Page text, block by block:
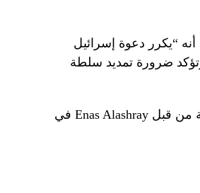
“يكرر دعوة إسرائيل
ضرورة تمديد سلطة
(شاركت في تقارير ميشيل نيكولز في نيويورك ، تقارير إضافية من قبل Enas Alashray في